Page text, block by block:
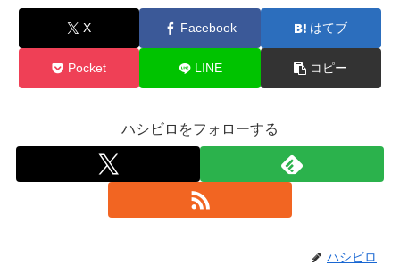
X Facebook はてブ
Pocket LINE コピー
ハシビロをフォローする
ハシビロ